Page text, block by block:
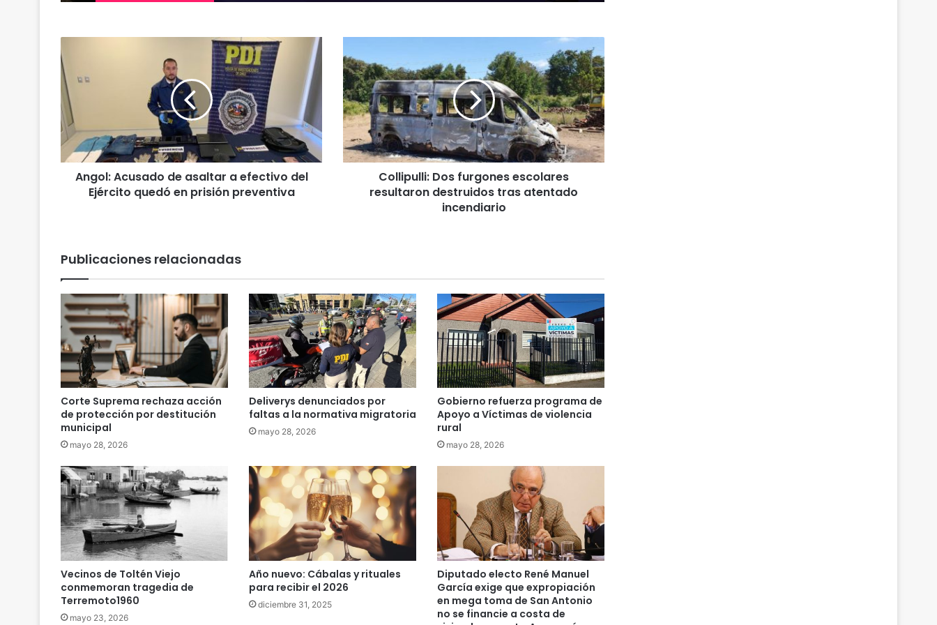
n
g
o
l
A
c
u
a
s
a
a
r
a
e
f
e
c
t
v
o
d
e
l
E
j
é
r
c
i
Angol: Acusado de asaltar a efectivo del
Ejército quedó en prisión preventiva
o
l
l
i
p
u
l
l
r
g
o
n
e
s
e
s
o
e
s
r
e
s
u
l
t
a
Collipulli: Dos furgones escolares
resultaron destruidos tras atentado
incendiario
Publicaciones relacionadas
Corte Suprema rechaza acción
de protección por destitución
municipal
mayo 28, 2026
Deliverys denunciados por
faltas a la normativa migratoria
mayo 28, 2026
Gobierno refuerza programa de
Apoyo a Víctimas de violencia
rural
mayo 28, 2026
Vecinos de Toltén Viejo
conmemoran tragedia de
Terremoto1960
mayo 23, 2026
Año nuevo: Cábalas y rituales
para recibir el 2026
diciembre 31, 2025
Diputado electo René Manuel
García exige que expropiación
en mega toma de San Antonio
no se financie a costa de